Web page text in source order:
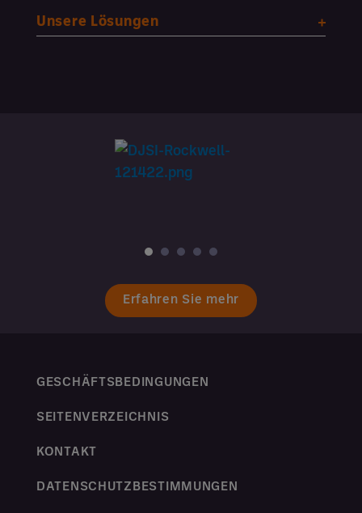
Unsere Lösungen
Erfahren Sie mehr
GESCHÄFTSBEDINGUNGEN
SEITENVERZEICHNIS
KONTAKT
DATENSCHUTZBESTIMMUNGEN